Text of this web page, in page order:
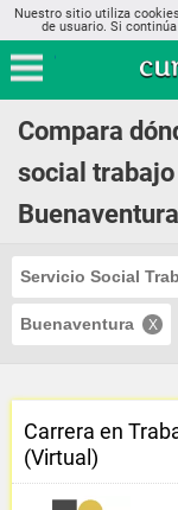
Nuestro sitio utiliza
de usuario. Si
Compara
social
Buenaventura
Servicio Social
Buenaventura
Carrera en
(Virtual)